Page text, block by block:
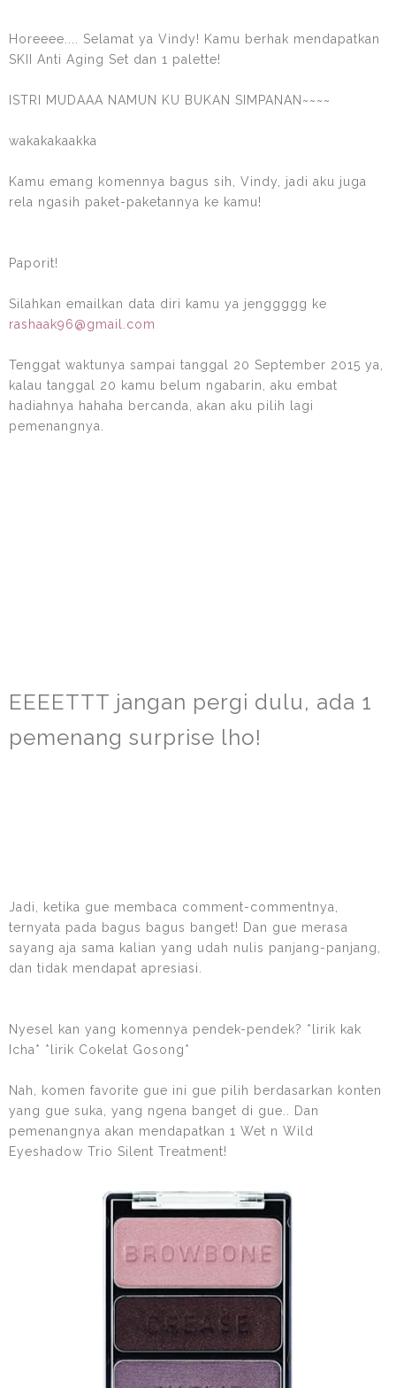
Horeeee.... Selamat ya Vindy! Kamu berhak mendapatkan
SKII Anti Aging Set dan 1 palette!
ISTRI MUDAAA NAMUN KU BUKAN SIMPANAN~~~~
wakakakaakka
Kamu emang komennya bagus sih, Vindy, jadi aku juga
rela ngasih paket-paketannya ke kamu!
Paporit!
Silahkan emailkan data diri kamu ya jenggggg ke
rashaak96@gmail.com
Tenggat waktunya sampai tanggal 20 September 2015 ya,
kalau tanggal 20 kamu belum ngabarin, aku embat
hadiahnya hahaha bercanda, akan aku pilih lagi
pemenangnya.
EEEETTT jangan pergi dulu, ada 1
pemenang surprise lho!
Jadi, ketika gue membaca comment-commentnya,
ternyata pada bagus bagus banget! Dan gue merasa
sayang aja sama kalian yang udah nulis panjang-panjang,
dan tidak mendapat apresiasi.
Nyesel kan yang komennya pendek-pendek? *lirik kak
Icha* *lirik Cokelat Gosong*
Nah, komen favorite gue ini gue pilih berdasarkan konten
yang gue suka, yang ngena banget di gue.. Dan
pemenangnya akan mendapatkan 1 Wet n Wild
Eyeshadow Trio Silent Treatment!